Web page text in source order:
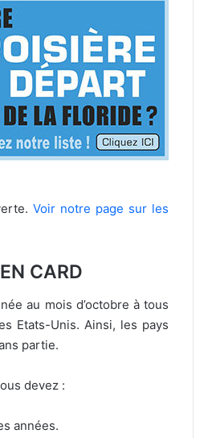
Voir notre page sur les
CARD
au mois d’octobre à tous
Etats-Unis. Ainsi, les pays
partie.
devez :
années.